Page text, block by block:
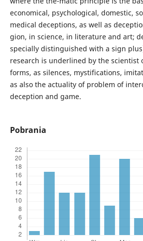
economical, psychological, domestic,
medical deceptions, as well as
gion, in science, in literature and art;
specially distinguished with a sign
research is underlined by the scientist
forms, as silences, mystifications,
as also the actuality of problem of
deception and game.
Pobrania